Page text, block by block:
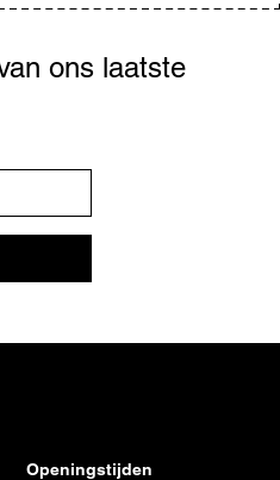
ons laatste
Openingstijden